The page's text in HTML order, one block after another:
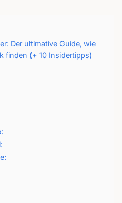
Der ultimative Guide, wie
finden (+ 10 Insidertipps)